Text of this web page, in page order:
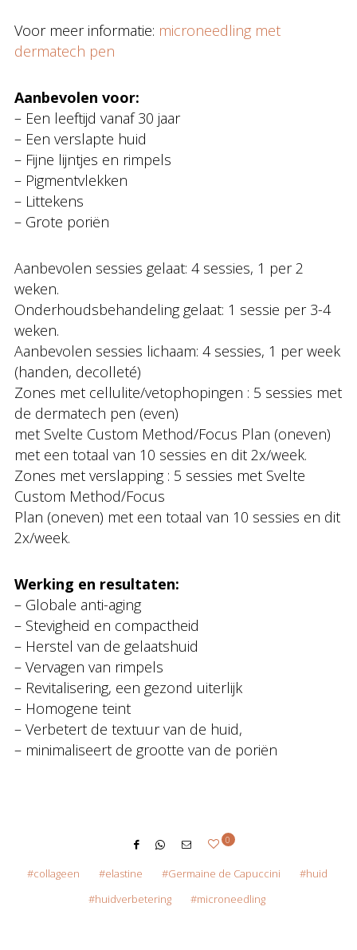
Voor meer informatie: microneedling met
dermatech pen
Aanbevolen voor:
– Een leeftijd vanaf 30 jaar
– Een verslapte huid
– Fijne lijntjes en rimpels
– Pigmentvlekken
– Littekens
– Grote poriën
Aanbevolen sessies gelaat: 4 sessies, 1 per 2
weken.
Onderhoudsbehandeling gelaat: 1 sessie per 3-4
weken.
Aanbevolen sessies lichaam: 4 sessies, 1 per week
(handen, decolleté)
Zones met cellulite/vetophopingen : 5 sessies met
de dermatech pen (even)
met Svelte Custom Method/Focus Plan (oneven)
met een totaal van 10 sessies en dit 2x/week.
Zones met verslapping : 5 sessies met Svelte
Custom Method/Focus
Plan (oneven) met een totaal van 10 sessies en dit
2x/week.
Werking en resultaten:
– Globale anti-aging
– Stevigheid en compactheid
– Herstel van de gelaatshuid
– Vervagen van rimpels
– Revitalisering, een gezond uiterlijk
– Homogene teint
– Verbetert de textuur van de huid,
– minimaliseert de grootte van de poriën
0
collageen elastine Germaine de Capuccini
huid
huidverbetering
microneedling